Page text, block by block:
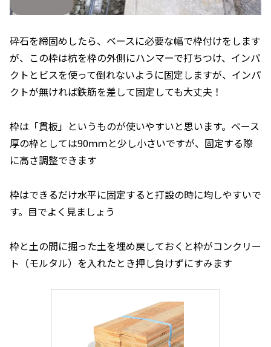
砕石を締固めしたら、ベースに必要な幅で枠付けをします
が、この枠は杭を枠の外側にハンマーで打ちつけ、インパ
クトとビスを使って倒れないように固定しますが、インパ
クトが無ければ鉄筋を差して固定しても大丈夫！
枠は「貫板」というものが使いやすいと思います。ベース
厚の枠としては90ｍｍと少し小さいですが、固定する際
に高さ調整できます
枠はできるだけ水平に固定すると打設の時に均しやすいで
す。目でよく見ましょう
枠と土の間に掘った土を埋め戻しておくと枠がコンクリー
ト（モルタル）を入れたとき押し負けずにすみます